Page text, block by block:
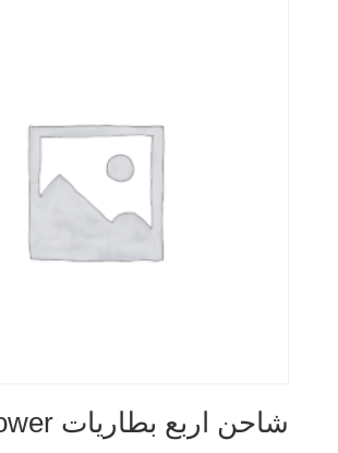
شاحن اربع بطاريات Ultra Power